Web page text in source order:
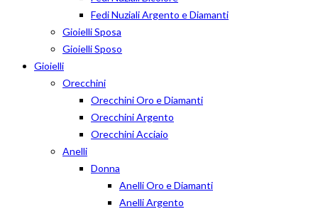
Fedi Nuziali Argento e Diamanti
Gioielli Sposa
Gioielli Sposo
Gioielli
Orecchini
Orecchini Oro e Diamanti
Orecchini Argento
Orecchini Acciaio
Anelli
Donna
Anelli Oro e Diamanti
Anelli Argento